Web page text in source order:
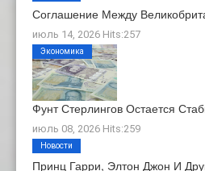
Соглашение Между
июль 14, 2026 Hits:257
Фунт Стерлингов Остается
июль 08, 2026 Hits:259
Экономика
Принц Гарри, Элтон Джон И
Новости